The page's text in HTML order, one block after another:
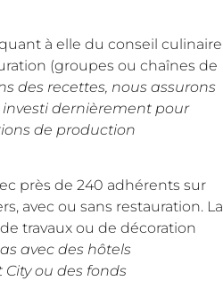
à elle du conseil culinaire
(groupes ou chaînes de
des recettes, nous assurons
dernièrement pour
de production
près de 240 adhérents sur
avec ou sans restauration. La
travaux ou de décoration
avec des hôtels
ou des fonds